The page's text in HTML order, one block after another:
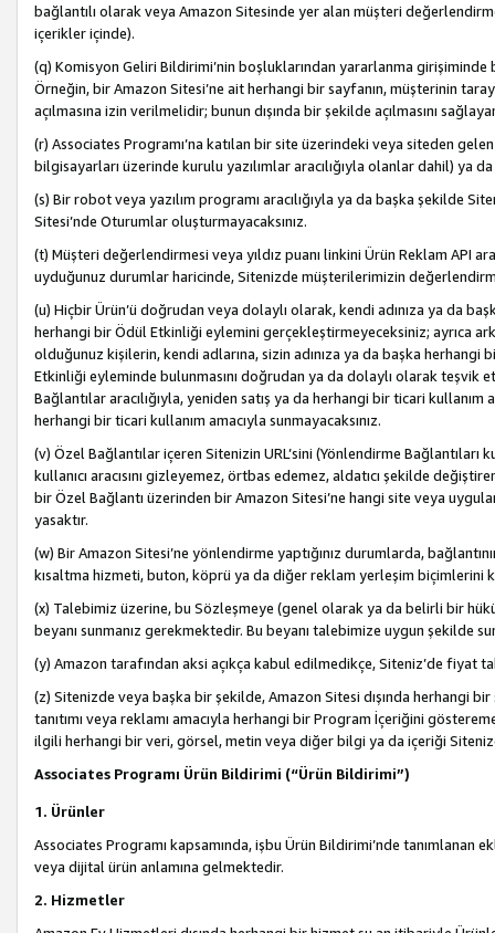
bağlantılı olarak veya Amazon Sitesinde yer alan müşteri
içerikler içinde).
(q) Komisyon Geliri Bildirimi’nin boşluklarından yararlanma
Örneğin, bir Amazon Sitesi’ne ait herhangi bir sayfanın, müşterinin
açılmasına izin verilmelidir; bunun dışında bir şekilde açılmasını
(r) Associates Programı’na katılan bir site üzerindeki veya siteden
bilgisayarları üzerinde kurulu yazılımlar aracılığıyla olanlar dahil) ya
(s) Bir robot veya yazılım programı aracılığıyla ya da başka şekilde
Sitesi’nde Oturumlar oluşturmayacaksınız.
(t) Müşteri değerlendirmesi veya yıldız puanı linkini Ürün Reklam API
uyduğunuz durumlar haricinde, Sitenizde müşterilerimizin
(u) Hiçbir Ürün’ü doğrudan veya dolaylı olarak, kendi adınıza ya da
herhangi bir Ödül Etkinliği eylemini gerçekleştirmeyeceksiniz; ayrıca
olduğunuz kişilerin, kendi adlarına, sizin adınıza ya da başka herhangi
Etkinliği eyleminde bulunmasını doğrudan ya da dolaylı olarak teşvik
Bağlantılar aracılığıyla, yeniden satış ya da herhangi bir ticari
herhangi bir ticari kullanım amacıyla sunmayacaksınız.
(v) Özel Bağlantılar içeren Sitenizin URL’sini (Yönlendirme Bağlantıları
kullanıcı aracısını gizleyemez, örtbas edemez, aldatıcı şekilde
bir Özel Bağlantı üzerinden bir Amazon Sitesi’ne hangi site veya
yasaktır.
(w) Bir Amazon Sitesi’ne yönlendirme yaptığınız durumlarda,
kısaltma hizmeti, buton, köprü ya da diğer reklam yerleşim biçimlerini
(x) Talebimiz üzerine, bu Sözleşmeye (genel olarak ya da belirli bir
beyanı sunmanız gerekmektedir. Bu beyanı talebimize uygun şekilde
(y) Amazon tarafından aksi açıkça kabul edilmedikçe, Siteniz’de fiyat
(z) Sitenizde veya başka bir şekilde, Amazon Sitesi dışında herhangi
tanıtımı veya reklamı amacıyla herhangi bir Program İçeriğini
ilgili herhangi bir veri, görsel, metin veya diğer bilgi ya da içeriği
Associates Programı Ürün Bildirimi (“Ürün Bildirimi”)
1. Ürünler
Associates Programı kapsamında, işbu Ürün Bildirimi’nde
veya dijital ürün anlamına gelmektedir.
2. Hizmetler